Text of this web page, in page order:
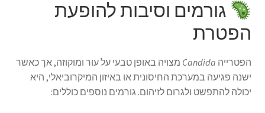
גורמים וסיבות להופעת
הפטרת
הפטרייה Candida מצויה באופן טבעי על עור ומוקוזה, אך כאשר
ישנה פגיעה במערכת החיסונית או באיזון המיקרוביאלי, היא
יכולה להתפשט ולגרום לזיהום. גורמים נוספים כוללים: